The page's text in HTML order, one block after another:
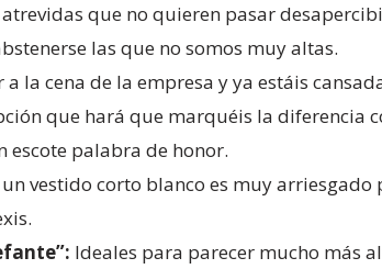
que no quieren pasar
las que no somos muy altas.
la cena de la empresa y ya estáis
que hará que marquéis la diferencia
escote palabra de honor.
un vestido corto blanco es muy
Ideales para parecer mucho más